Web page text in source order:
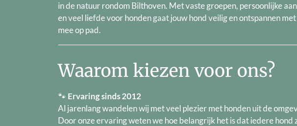
in de natuur rondom Bilthoven. Met vaste groepen, persoonlijke
en veel liefde voor honden gaat jouw hond veilig en ontspannen met
mee op pad.
Waarom kiezen voor ons?
🐾 Ervaring sinds 2012
Al jarenlang wandelen wij met veel plezier met honden uit de
Door onze ervaring weten we hoe belangrijk het is dat iedere hond